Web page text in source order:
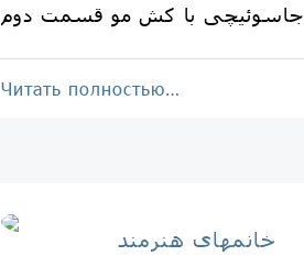
جاسوئیچی با کش مو قسمت دوم
Читать полностью…
خانمهای هنرمند